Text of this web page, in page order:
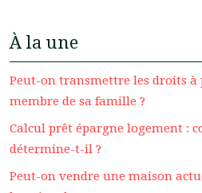
À la une
Peut-on transmettre les droits à
membre de sa famille ?
Calcul prêt épargne logement :
détermine-t-il ?
Peut-on vendre une maison